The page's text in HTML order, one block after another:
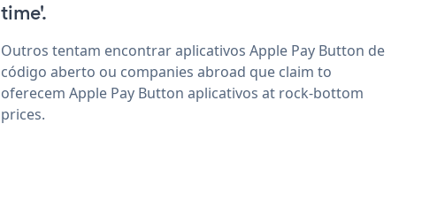
time'.
Outros tentam encontrar aplicativos Apple Pay Button de
código aberto ou companies abroad que claim to
oferecem Apple Pay Button aplicativos at rock-bottom
prices.